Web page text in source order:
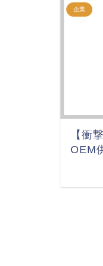
企業
【衝
OEM